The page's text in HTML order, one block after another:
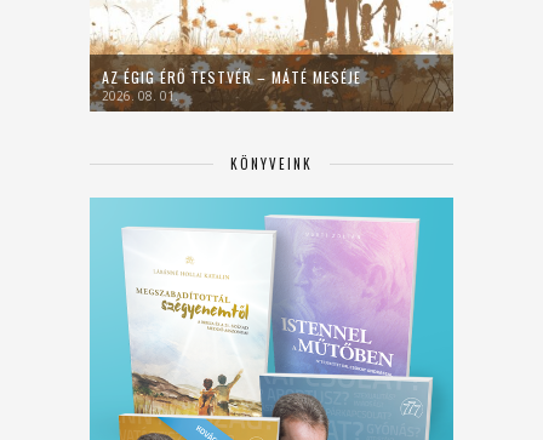
AZ ÉGIG ÉRŐ TESTVÉR – MÁTÉ MESÉJE
2026. 08. 01.
KÖNYVEINK